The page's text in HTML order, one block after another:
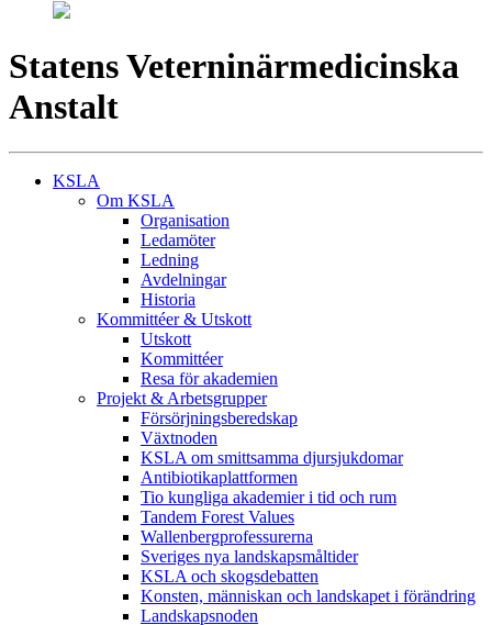
Statens Veterninärmedicinska
Anstalt
KSLA
Om KSLA
Organisation
Ledamöter
Ledning
Avdelningar
Historia
Kommittéer & Utskott
Utskott
Kommittéer
Resa för akademien
Projekt & Arbetsgrupper
Försörjningsberedskap
Växtnoden
KSLA om smittsamma djursjukdomar
Antibiotikaplattformen
Tio kungliga akademier i tid och rum
Tandem Forest Values
Wallenbergprofessurerna
Sveriges nya landskapsmåltider
KSLA och skogsdebatten
Konsten, människan och landskapet i förändring
Landskapsnoden